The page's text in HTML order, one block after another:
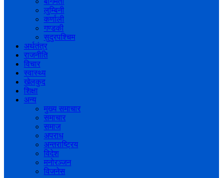
लुम्बिनी
कर्णाली
गण्डकी
सुदुरपश्चिम
अर्थतंत्र
राजनीति
विचार
स्वास्थ्य
खेलकुद
शिक्षा
अन्य
मुख्य समाचार
समाचार
समाज
अपराध
अन्तराष्ट्रिय
विदेश
मनोरञ्जन
विजनेस